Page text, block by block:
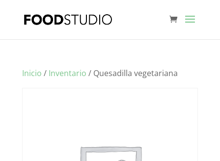
Inicio / Inventario / Quesadilla vegetariana